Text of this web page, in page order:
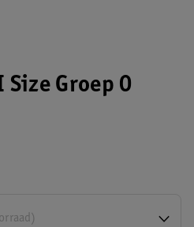
Size Groep 0